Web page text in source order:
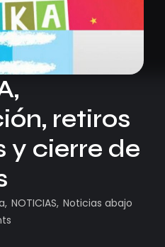
retiros
y cierre de
, NOTICIAS, Noticias abajo